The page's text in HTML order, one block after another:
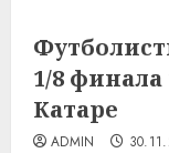
1/8
Катаре
ADMIN